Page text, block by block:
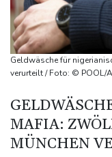
kündigt Berufung an
Direkt-ICE Berlin-
unterbrochen
Selenskyj erstmals
Russland weist
Flughafen zurück
US-
Geldwäsche für
verurteilt / Foto: © POOL/
MAFIA:
MÜNCHEN